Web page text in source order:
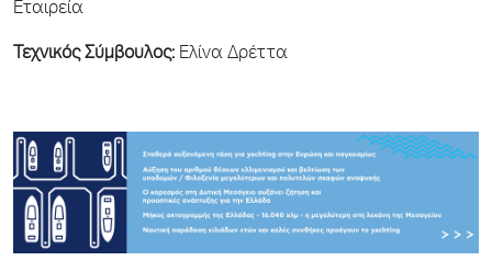
Εταιρεία
Τεχνικός Σύμβουλος: Ελίνα Δρέττα